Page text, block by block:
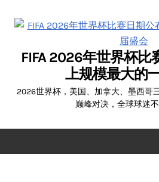
FIFA 2026年世界杯比
上规模最大的
2026世界杯，美国、加拿大、墨西哥
巅峰对决，全球球迷不